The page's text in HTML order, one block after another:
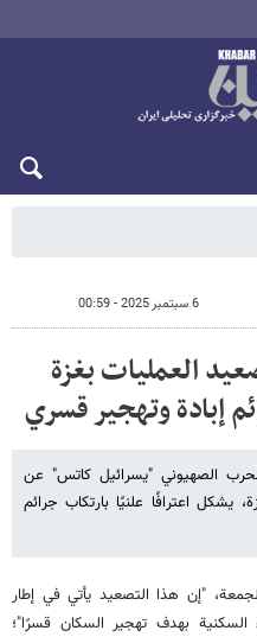
6 سبتمبر 2025 - 00:59
العمليات بغزة
إبادة وتهجير قسري
الصهيوني "يسرائيل كاتس" عن
يشكل اعترافًا علنيًا بارتكاب جرائم
"إن هذا التصعيد يأتي في إطار
السكنية بهدف تهجير السكان قسرًا"؛